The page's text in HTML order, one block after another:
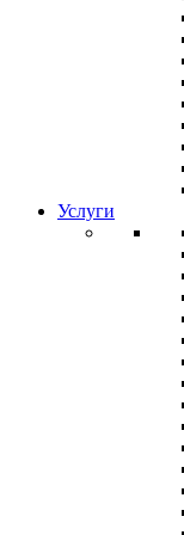
Услуги